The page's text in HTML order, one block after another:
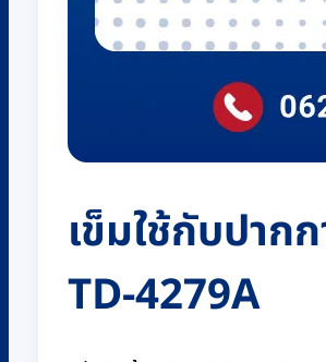
เข็มใช้กับปาก
TD-4279A